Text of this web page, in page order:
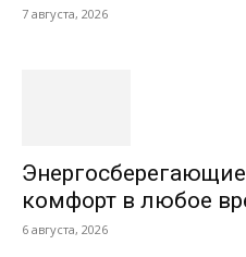
7 августа, 2026
комфорт в любое
6 августа, 2026